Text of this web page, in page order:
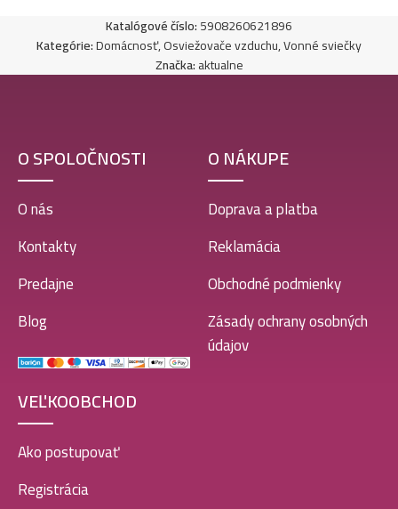
Katalógové číslo:5908260621896
Kategórie:Domácnosť,Osviežovače vzduchu,Vonné sviečky
Značka:aktualne
O SPOLOČNOSTI
O nás
Kontakty
Predajne
Blog
O NÁKUPE
Doprava a platba
Reklamácia
Obchodné podmienky
Zásady ochrany osobných
údajov
VEĽKOOBCHOD
Ako postupovať
Registrácia